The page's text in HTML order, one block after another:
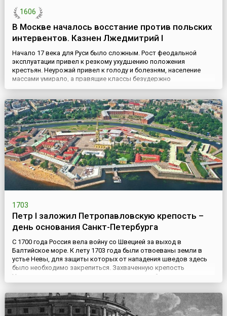
1606
В Москве началось восстание против польских
интервентов. Казнен Лжедмитрий I
Начало 17 века для Руси было сложным. Рост феодальной
эксплуатации привел к резкому ухудшению положения
крестьян. Неурожай привел к голоду и болезням, население
массами умирало, а правящие классы безудержно
спекулировали хлебом. Крестьянское волнение все
Лжедмитрий I – Григорий Отрепьев, выдававший себя за сына
царя Ивана IV Грозного. Появлени...
1703
Петр I заложил Петропавловскую крепость –
день основания Санкт-Петербурга
С 1700 года Россия вела войну со Швецией за выход в
Балтийское море. К лету 1703 года были отвоеваны земли в
устье Невы, для защиты которых от нападения шведов здесь
было необходимо закрепиться. Захваченную крепость
Ниеншанц посчитали недостаточно пригодной для этого, место
для новой крепости выбрали на острове Енисаари (с финского
– Заячий), откуда прекрасно просматривались входы в рукава
Невы из...